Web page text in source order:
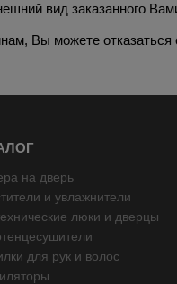
вид заказанного
Вы можете отказаться
на дверь
и увлажнители
люки и дверцы
для рук и волос